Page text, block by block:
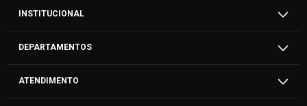
INSTITUCIONAL
DEPARTAMENTOS
ATENDIMENTO